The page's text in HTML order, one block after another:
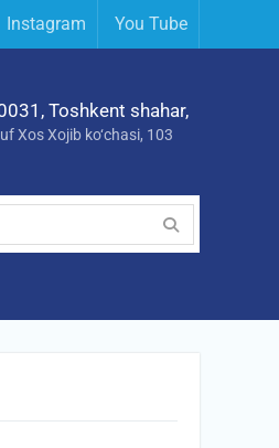
Instagram You Tube
Toshkent shahar,
Xos Xojib ko‘chasi, 103